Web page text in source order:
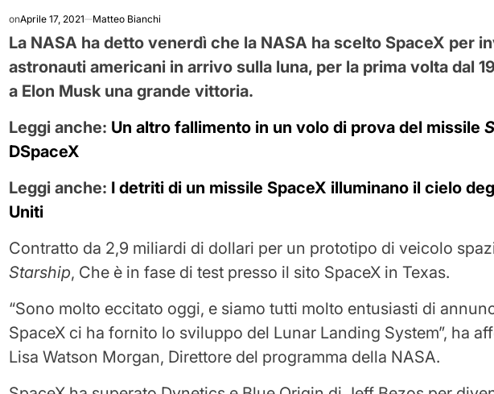
onAprile 17, 2021 Matteo Bianchi
La NASA ha detto venerdì che la NASA ha scelto SpaceX per
astronauti americani in arrivo sulla luna, per la prima volta dal
a Elon Musk una grande vittoria.
Leggi anche: Un altro fallimento in un volo di prova del missile
DSpaceX
Leggi anche: I detriti di un missile SpaceX illuminano il cielo
Uniti
Contratto da 2,9 miliardi di dollari per un prototipo di veicolo
Starship, Che è in fase di test presso il sito SpaceX in Texas.
“Sono molto eccitato oggi, e siamo tutti molto entusiasti di
SpaceX ci ha fornito lo sviluppo del Lunar Landing System”, ha
Lisa Watson Morgan, Direttore del programma della NASA.